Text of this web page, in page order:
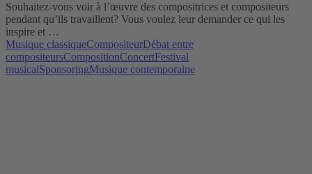
Souhaitez-vous voir à l’œuvre des compositrices et compositeurs
pendant qu’ils travaillent? Vous voulez leur demander ce qui les
inspire et …
Musique classiqueCompositeurDébat entre
compositeursCompositionConcertFestival
musicalSponsoringMusique contemporaine